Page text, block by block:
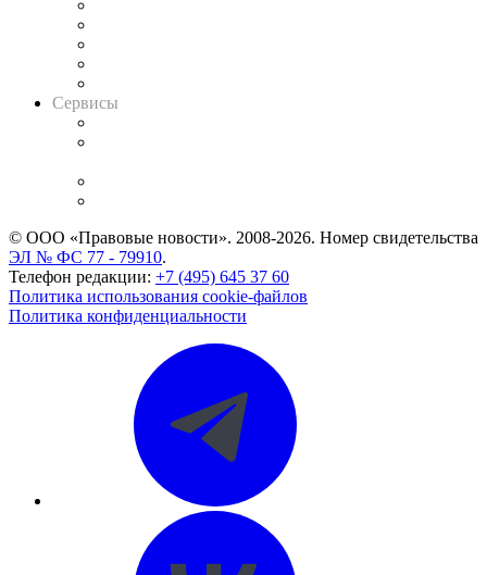
Сервисы
© ООО «Правовые новости». 2008-2026. Номер свидетельства
ЭЛ № ФС 77 - 79910.
Телефон редакции: +7 (495) 645 37 60
Политика использования cookie-файлов
Политика конфиденциальности